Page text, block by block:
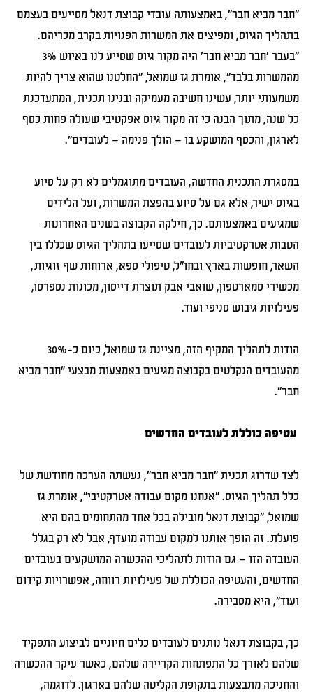
"חבר מביא חבר", באמצעותה עובדי קבוצת דנאל מסייעים בעצמם
בתהליך הגיוס, ומפיצים את המשרות הפנויות בקרב מכריהם.
"בעבר 'חבר מביא חבר' היה מקור גיוס שסייע לנו באיוש 3%
מהמשרות בלבד", אומרת גז שמואל, "החלטנו שהוא צריך להיות
משמעותי יותר, עשינו חשיבה מעמיקה ובנינו תכנית, המתעדכנת
כל שנה, מתוך הבנה כי זה מקור גיוס אפקטיבי שעולה פחות כסף
לארגון, והכסף המושקע בו – הולך פנימה – לעובדים".
במסגרת התכנית החדשה, העובדים מתוגמלים לא רק על סיוע
בגיוס ישיר, אלא גם על סיוע בהפצת המשרות, ועל הלידים
שמגיעים באמצעותם. כך, חילקה הקבוצה בשנים האחרונות
הטבות אטרקטיביות לעובדים שסייעו בתהליך הגיוס שכללו בין
השאר, חופשות בארץ ובחו"ל, טיפולי ספא, ארוחות שף זוגיות,
מכשירי סמארטפון, שואבי אבק תוצרת דייסון, מכונות נספרסו,
פעילויות גיבוש סניפי ועוד.
הודות לתהליך המקיף הזה, מציינת גז שמואל, כיום כ-30%
מהעובדים הנקלטים בקבוצה מגיעים באמצעות מבצעי "חבר מביא
חבר".
עטיפה כוללת לעובדים החדשים
לצד שדרוג תכנית "חבר מביא חבר", נעשתה הערכה מחודשת של
כלל תהליך הגיוס. "אנחנו מקום עבודה אטרקטיבי", אומרת גז
שמואל, "קבוצת דנאל מובילה בכל אחד מהתחומים בהם היא
פועלת. זה הופך אותנו למקום עבודה מועדף, אבל לא רק בגלל
העובדה הזו – גם הודות לתהליכי ההכשרה המושקעים בעובדים
החדשים, והעטיפה הכוללת של פעילויות רווחה, אפשרויות קידום
ועוד", היא מסבירה.
כך, בקבוצת דנאל נותנים לעובדים כלים חיוניים לביצוע התפקיד
שלהם לאורך כל התפתחות הקריירה שלהם, כאשר עיקר ההכשרה
והחניכה מתבצעות בתקופת הקליטה שלהם בארגון. לדוגמה,